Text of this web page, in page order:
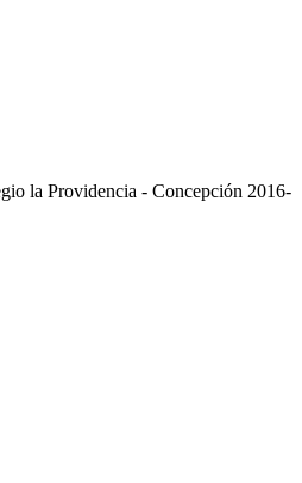
la Providencia - Concepción 2016-